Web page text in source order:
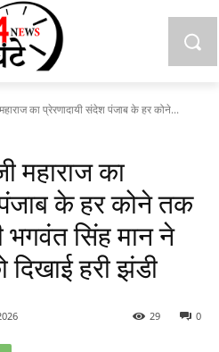
का प्रेरणादायी संदेश पंजाब के हर कोने...
महाराज का
के हर कोने तक
भगवंत सिंह मान ने
दिखाई हरी झंडी
0
29